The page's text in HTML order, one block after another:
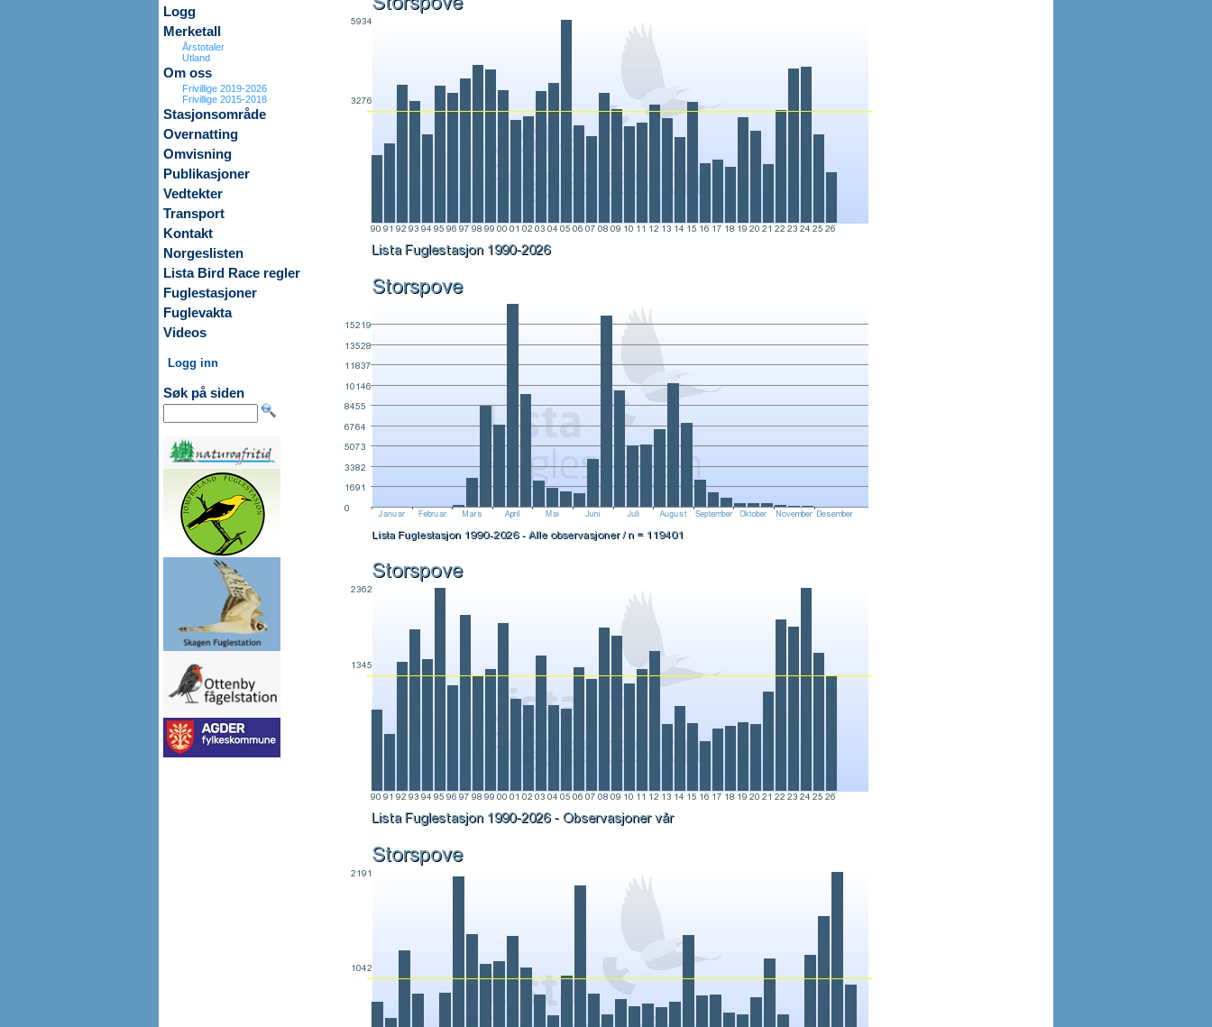
Logg
Merketall
Årstotaler
Utland
Om oss
Frivillige 2019-2026
Frivillige 2015-2018
Stasjonsområde
Overnatting
Omvisning
Publikasjoner
Vedtekter
Transport
Kontakt
Norgeslisten
Lista Bird Race regler
Fuglestasjoner
Fuglevakta
Videos
Logg inn
Søk på siden